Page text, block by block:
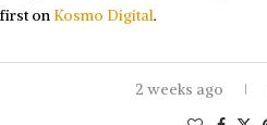
first on Kosmo Digital.
2 weeks ago